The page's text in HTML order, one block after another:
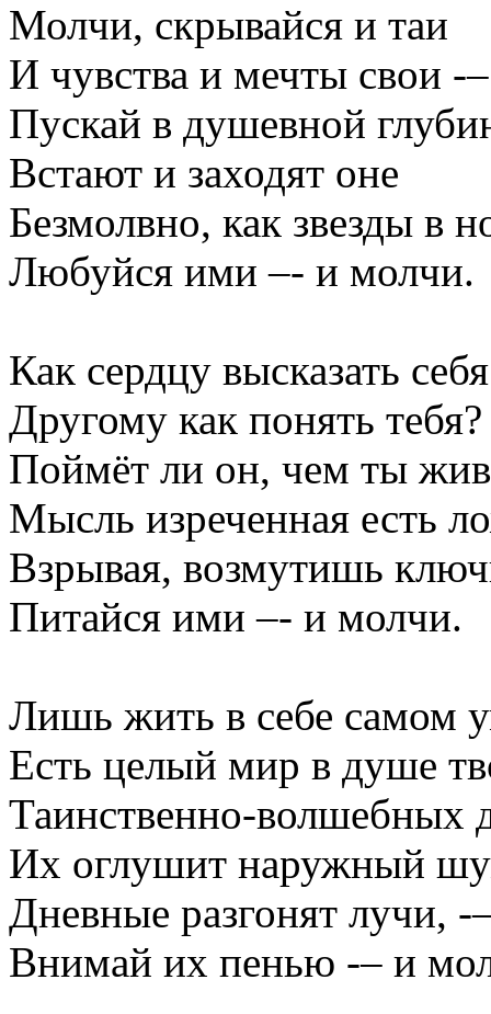
Молчи, скрывайся и таи
И чувства и мечты свои -–
Пускай в душевной
Встают и заходят оне
Безмолвно, как звезды в
Любуйся ими –- и молчи.
Как сердцу высказать
Другому как понять тебя?
Поймёт ли он, чем ты
Мысль изреченная есть
Взрывая, возмутишь
Питайся ими –- и молчи.
Лишь жить в себе самом
Есть целый мир в душе
Таинственно-волшебных
Их оглушит наружный
Дневные разгонят лучи, -
Внимай их пенью -– и